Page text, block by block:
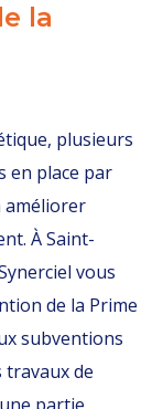
la
plusieurs
en place par
améliorer
À Saint-
vous
de la Prime
subventions
travaux de